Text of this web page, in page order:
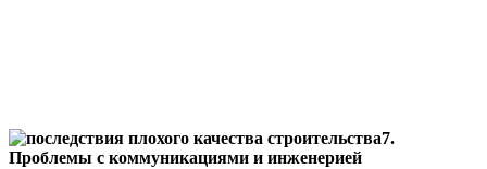
7.
Проблемы с коммуникациями и инженерией